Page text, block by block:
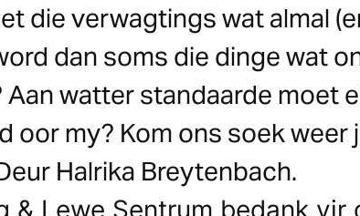
die verwagtings wat almal
dan soms die dinge wat
Aan watter standaarde moet
oor my? Kom ons soek weer
Halrika Breytenbach.
& Lewe Sentrum bedank vir